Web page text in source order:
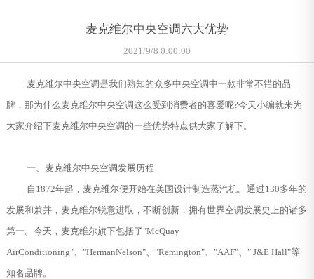
麦克维尔中央空调六大优势
2021/9/8 0:00:00
麦克维尔中央空调是我们熟知的众多中央空调中一款非常不错的品
牌，那为什么麦克维尔中央空调这么受到消费者的喜爱呢?今天小编就来为
大家介绍下麦克维尔中央空调的一些优势特点供大家了解下。
一、麦克维尔中央空调发展历程
自1872年起，麦克维尔便开始在美国设计制造蒸汽机。通过130多年的
发展和兼并，麦克维尔锐意进取，不断创新，拥有世界空调发展史上的诸多
第一。今天，麦克维尔旗下包括了"McQuay
AirConditioning"、"HermanNelson"、"Remington"、"AAF"、" J&E Hall"等
知名品牌。